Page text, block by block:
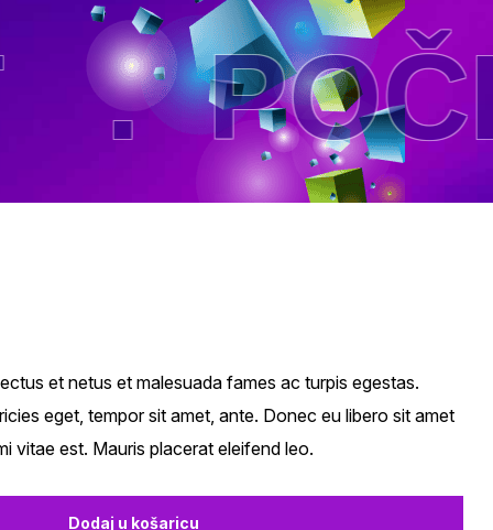
et netus et malesuada fames ac turpis egestas.
eget, tempor sit amet, ante. Donec eu libero sit amet
vitae est. Mauris placerat eleifend leo.
Dodaj u košaricu